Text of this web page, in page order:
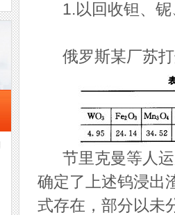
1.以回收钽、铌
俄罗斯某厂苏打
节里克曼等人运
确定了上述钨浸出
式存在，部分以未